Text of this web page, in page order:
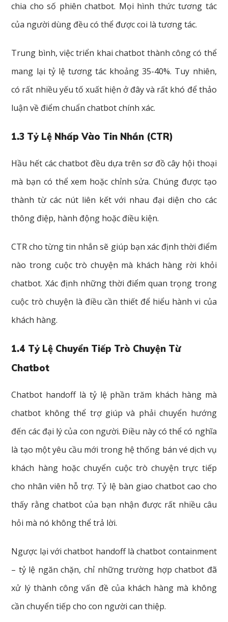
chia cho số phiên chatbot. Mọi hình thức tương tác
của người dùng đều có thể được coi là tương tác.
Trung bình, việc triển khai chatbot thành công có thể
mang lại tỷ lệ tương tác khoảng 35-40%. Tuy nhiên,
có rất nhiều yếu tố xuất hiện ở đây và rất khó để thảo
luận về điểm chuẩn chatbot chính xác.
1.3 Tỷ Lệ Nhấp Vào Tin Nhắn (CTR)
Hầu hết các chatbot đều dựa trên sơ đồ cây hội thoại
mà bạn có thể xem hoặc chỉnh sửa. Chúng được tạo
thành từ các nút liên kết với nhau đại diện cho các
thông điệp, hành động hoặc điều kiện.
CTR cho từng tin nhắn sẽ giúp bạn xác định thời điểm
nào trong cuộc trò chuyện mà khách hàng rời khỏi
chatbot. Xác định những thời điểm quan trọng trong
cuộc trò chuyện là điều cần thiết để hiểu hành vi của
khách hàng.
1.4 Tỷ Lệ Chuyển Tiếp Trò Chuyện Từ
Chatbot
Chatbot handoff là tỷ lệ phần trăm khách hàng mà
chatbot không thể trợ giúp và phải chuyển hướng
đến các đại lý của con người. Điều này có thể có nghĩa
là tạo một yêu cầu mới trong hệ thống bán vé dịch vụ
khách hàng hoặc chuyển cuộc trò chuyện trực tiếp
cho nhân viên hỗ trợ. Tỷ lệ bàn giao chatbot cao cho
thấy rằng chatbot của bạn nhận được rất nhiều câu
hỏi mà nó không thể trả lời.
Ngược lại với chatbot handoff là chatbot containment
– tỷ lệ ngăn chặn, chỉ những trường hợp chatbot đã
xử lý thành công vấn đề của khách hàng mà không
cần chuyển tiếp cho con người can thiệp.